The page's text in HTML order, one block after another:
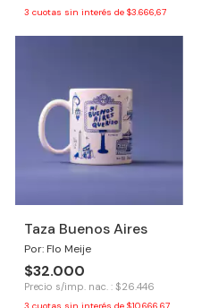
3 cuotas sin interés de $3.666,67
Taza Buenos Aires
Por: Flo Meije
$32.000
Precio s/imp. nac. : $26.446
3 cuotas sin interés de $10.666,67